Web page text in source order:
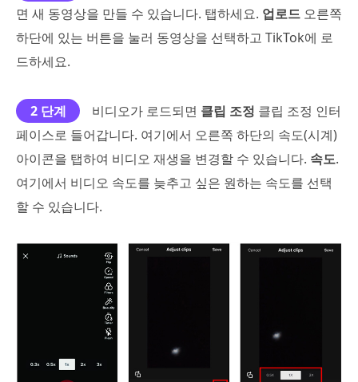
면 새 동영상을 만들 수 있습니다. 탭하세요. 업로드 오른쪽
하단에 있는 버튼을 눌러 동영상을 선택하고 TikTok에 로
드하세요.
2 단계 비디오가 로드되면 클립 조정 클립 조정 인터
페이스로 들어갑니다. 여기에서 오른쪽 하단의 속도(시계)
아이콘을 탭하여 비디오 재생을 변경할 수 있습니다. 속도.
여기에서 비디오 속도를 늦추고 싶은 원하는 속도를 선택
할 수 있습니다.